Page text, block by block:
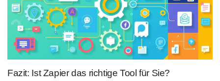
Fazit: Ist Zapier das richtige Tool für Sie?